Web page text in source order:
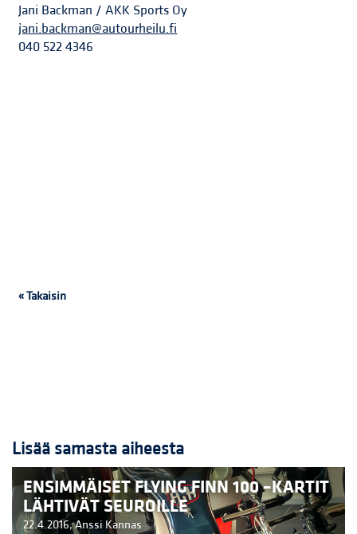
Jani Backman / AKK Sports Oy
jani.backman@autourheilu.fi
040 522 4346
« Takaisin
Lisää samasta aiheesta
ENSIMMÄISET FLYING FINN 100 –KARTIT
LÄHTIVÄT SEUROILLE
22.4.2016,Anssi Kannas